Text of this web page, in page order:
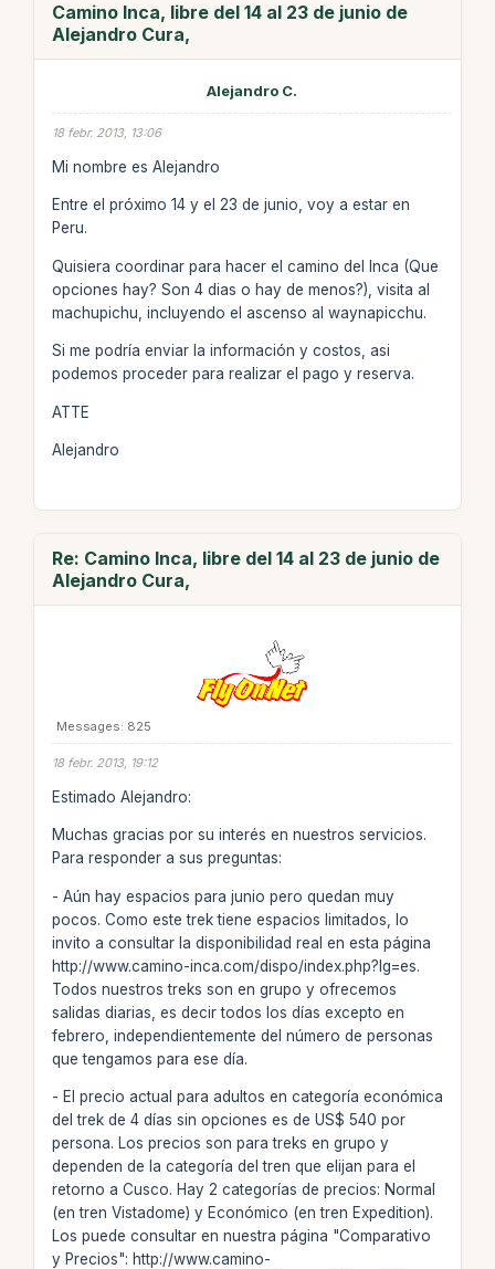
Camino Inca, libre del 14 al 23 de junio de
Alejandro Cura,
Alejandro C.
18 febr. 2013, 13:06
Mi nombre es Alejandro
Entre el próximo 14 y el 23 de junio, voy a estar en
Peru.
Quisiera coordinar para hacer el camino del Inca (Que
opciones hay? Son 4 dias o hay de menos?), visita al
machupichu, incluyendo el ascenso al waynapicchu.
Si me podría enviar la información y costos, asi
podemos proceder para realizar el pago y reserva.
ATTE
Alejandro
Re: Camino Inca, libre del 14 al 23 de junio de
Alejandro Cura,
Messages: 825
18 febr. 2013, 19:12
Estimado Alejandro:
Muchas gracias por su interés en nuestros servicios.
Para responder a sus preguntas:
- Aún hay espacios para junio pero quedan muy
pocos. Como este trek tiene espacios limitados, lo
invito a consultar la disponibilidad real en esta página
http://www.camino-inca.com/dispo/index.php?lg=es.
Todos nuestros treks son en grupo y ofrecemos
salidas diarias, es decir todos los días excepto en
febrero, independientemente del número de personas
que tengamos para ese día.
- El precio actual para adultos en categoría económica
del trek de 4 días sin opciones es de US$ 540 por
persona. Los precios son para treks en grupo y
dependen de la categoría del tren que elijan para el
retorno a Cusco. Hay 2 categorías de precios: Normal
(en tren Vistadome) y Económico (en tren Expedition).
Los puede consultar en nuestra página "Comparativo
y Precios": http://www.camino-